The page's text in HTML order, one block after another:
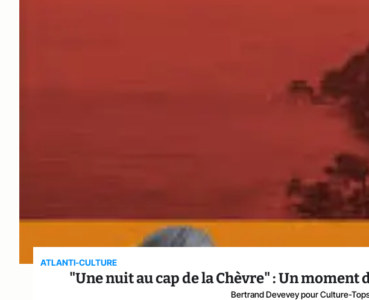
ATLANTI-CULTURE
"Une nuit au cap de la Chèvre" : Un moment
Bertrand Devevey pour Culture-